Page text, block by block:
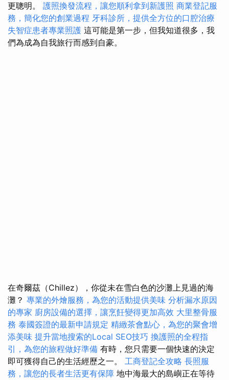
更聰明。 護照換發流程，讓您順利拿到新護照 商業登記服
務，簡化您的創業過程 牙科診所，提供全方位的口腔治療
失智症患者專業照護 這可能是第一步，但我知道很多，我
們為成為自我旅行而感到自豪。
在奇爾茲（Chillez），你從未在雪白色的沙灘上見過的海
灘？ 專業的外燴服務，為您的活動提供美味 分析漏水原因
的專家 廚房設備的選擇，讓烹飪變得更加高效 大里整骨服
務 泰國簽證的最新申請規定 精緻茶會點心，為您的聚會增
添美味 提升當地搜索的Local SEO技巧 換護照的全程指
引，為您的旅程做好準備 有時，您只需要一個快速的決定
即可獲得自己的生活經歷之一。 工商登記全攻略 長照服
務，讓您的長者生活更有保障 地中海最大的島嶼正在等待